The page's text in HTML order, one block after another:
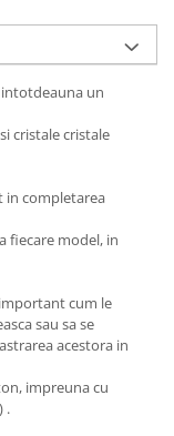
un
cristale cristale
in completarea
fiecare model, in
cum le
sau sa se
acestora in
impreuna cu
.